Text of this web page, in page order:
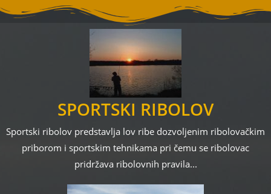
SPORTSKI RIBOLOV
Sportski ribolov predstavlja lov ribe dozvoljenim ribolovačkim
priborom i sportskim tehnikama pri čemu se ribolovac
pridržava ribolovnih pravila...